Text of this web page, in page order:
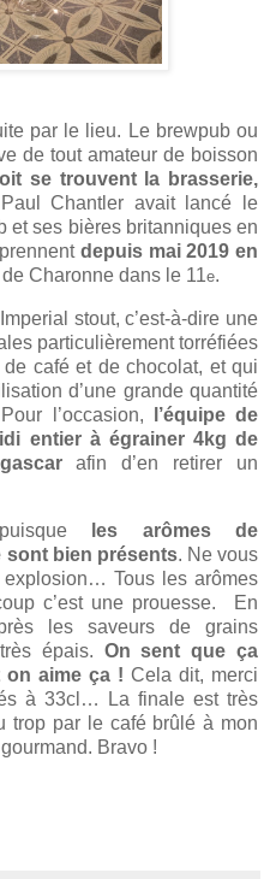
par le lieu. Le brewpub ou
de tout amateur de boisson
se trouvent la brasserie,
Paul Chantler avait lancé le
et ses bières britanniques en
depuis mai 2019 en
Charonne dans le 11e.
stout, c’est-à-dire une
particulièrement torréfiées
de café et de chocolat, et qui
d’une grande quantité
l’occasion,
l’équipe de
entier à égrainer 4kg de
afin d’en retirer un
les arômes de
sont bien présents. Ne vous
Tous les arômes
c’est une prouesse. En
les saveurs de grains
épais. On sent que ça
on aime ça ! Cela dit, merci
à 33cl… La finale est très
trop par le café brûlé à mon
Bravo !